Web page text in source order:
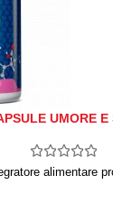
UMORE E
alimentare